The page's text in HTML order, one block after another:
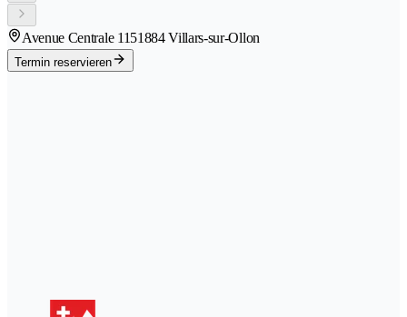
Avenue Centrale 1151884 Villars-sur-Ollon
Termin reservieren